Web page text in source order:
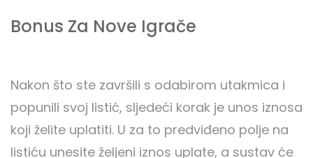
Bonus Za Nove Igrače
Nakon što ste završili s odabirom utakmica i
popunili svoj listić, sljedeći korak je unos iznosa
koji želite uplatiti. U za to predviđeno polje na
listiću unesite željeni iznos uplate, a sustav će